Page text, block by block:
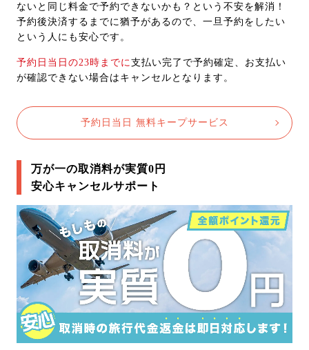
ないと同じ料金で予約できないかも？という不安を解消！
予約後決済するまでに猶予があるので、一旦予約をしたい
という人にも安心です。
予約日当日の23時までに 支払い完了で予約確定、お支払い
が確認できない場合はキャンセルとなります。
予約日当日 無料キープサービス
万が一の取消料が実質0円
安心キャンセルサポート